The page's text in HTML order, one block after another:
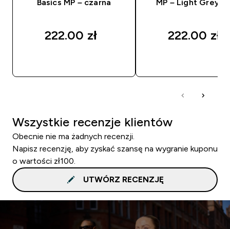
Basics MP – czarna
222.00 zł‎
MP – Light Grey
222.00 zł‎
Wszystkie recenzje klientów
Obecnie nie ma żadnych recenzji.
Napisz recenzję, aby zyskać szansę na wygranie kuponu
o wartości zł100.
UTWÓRZ RECENZJĘ